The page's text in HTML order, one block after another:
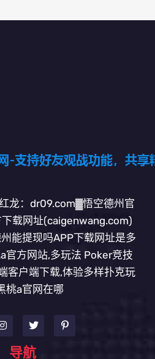
龙：dr09.com▓悟空德州官
载网址(caigenwang.com)
能提现吗APP下载网址是多
官方网站,多玩法 Poker竞技
客户端下载,体验多样扑克玩
桃a官网在哪
导航